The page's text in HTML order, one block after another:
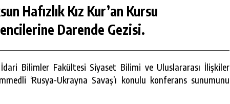
Hafızlık Kız Kur’an Kursu
Darende Gezisi.
Bilimler Fakültesi Siyaset Bilimi ve Uluslararası İlişkiler
‘Rusya-Ukrayna Savaş’ı konulu konferans sunumunu